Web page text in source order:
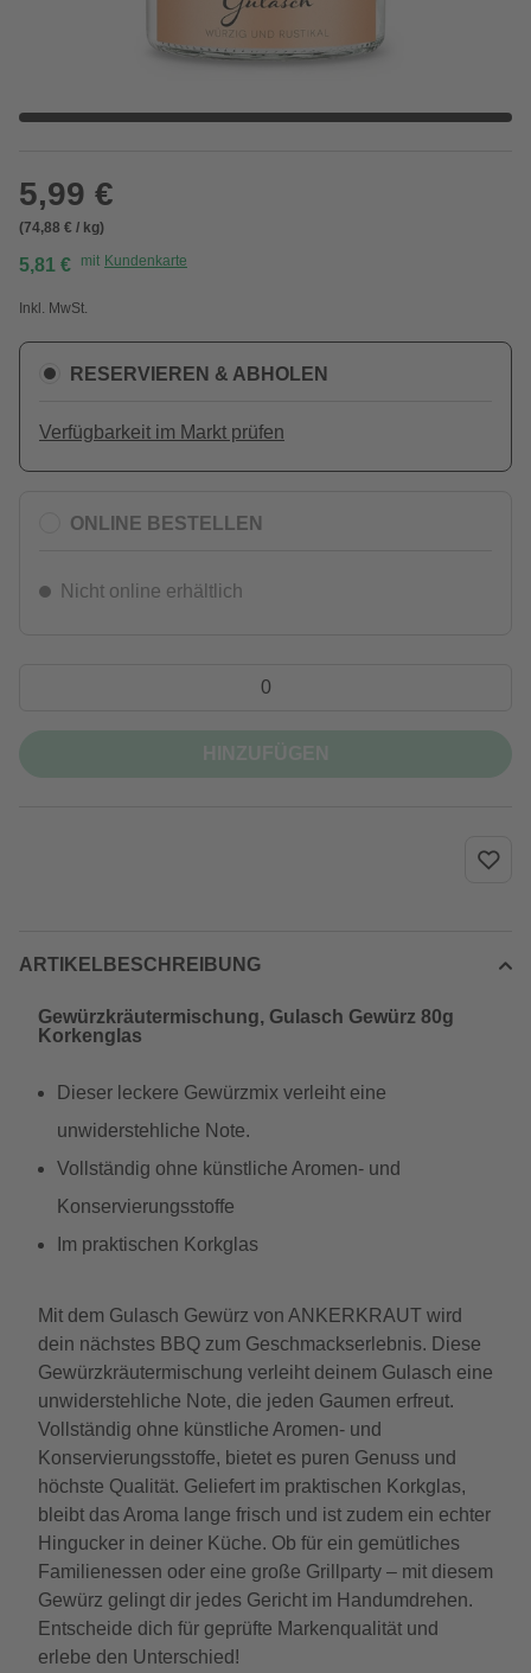
5,99 €
(74,88 € / kg)
5,81 € mit Kundenkarte
Inkl. MwSt.
RESERVIEREN & ABHOLEN
Verfügbarkeit im Markt prüfen
ONLINE BESTELLEN
Nicht online erhältlich
ARTIKELBESCHREIBUNG
Gewürzkräutermischung, Gulasch Gewürz 80g
Korkenglas
Dieser leckere Gewürzmix verleiht eine
unwiderstehliche Note.
Vollständig ohne künstliche Aromen- und
Konservierungsstoffe
Im praktischen Korkglas
Mit dem Gulasch Gewürz von ANKERKRAUT wird
dein nächstes BBQ zum Geschmackserlebnis. Diese
Gewürzkräutermischung verleiht deinem Gulasch eine
unwiderstehliche Note, die jeden Gaumen erfreut.
Vollständig ohne künstliche Aromen- und
Konservierungsstoffe, bietet es puren Genuss und
höchste Qualität. Geliefert im praktischen Korkglas,
bleibt das Aroma lange frisch und ist zudem ein echter
Hingucker in deiner Küche. Ob für ein gemütliches
Familienessen oder eine große Grillparty – mit diesem
Gewürz gelingt dir jedes Gericht im Handumdrehen.
Entscheide dich für geprüfte Markenqualität und
erlebe den Unterschied!